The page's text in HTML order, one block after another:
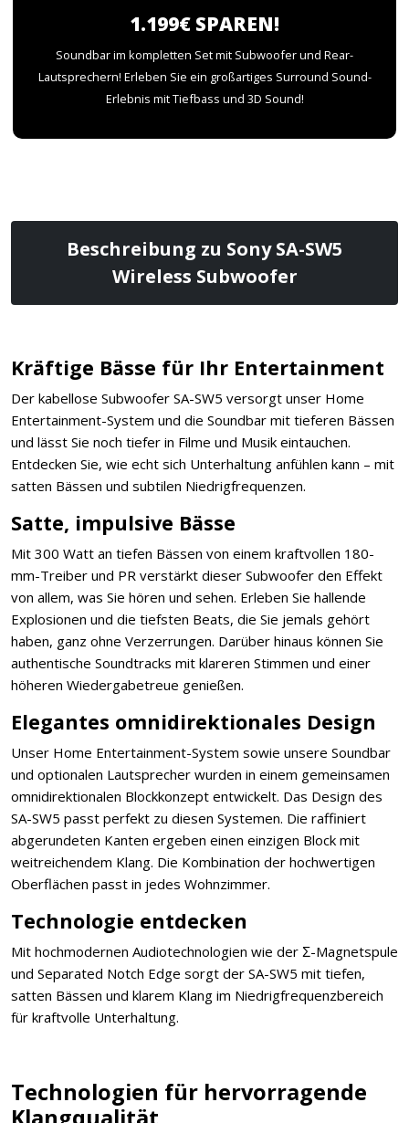
1.199€ SPAREN!
Soundbar im kompletten Set mit Subwoofer und Rear-
Lautsprechern! Erleben Sie ein großartiges Surround Sound-
Erlebnis mit Tiefbass und 3D Sound!
Beschreibung zu Sony SA-SW5
Wireless Subwoofer
Kräftige Bässe für Ihr Entertainment
Der kabellose Subwoofer SA-SW5 versorgt unser Home
Entertainment-System und die Soundbar mit tieferen Bässen
und lässt Sie noch tiefer in Filme und Musik eintauchen.
Entdecken Sie, wie echt sich Unterhaltung anfühlen kann – mit
satten Bässen und subtilen Niedrigfrequenzen.
Satte, impulsive Bässe
Mit 300 Watt an tiefen Bässen von einem kraftvollen 180-
mm-Treiber und PR verstärkt dieser Subwoofer den Effekt
von allem, was Sie hören und sehen. Erleben Sie hallende
Explosionen und die tiefsten Beats, die Sie jemals gehört
haben, ganz ohne Verzerrungen. Darüber hinaus können Sie
authentische Soundtracks mit klareren Stimmen und einer
höheren Wiedergabetreue genießen.
Elegantes omnidirektionales Design
Unser Home Entertainment-System sowie unsere Soundbar
und optionalen Lautsprecher wurden in einem gemeinsamen
omnidirektionalen Blockkonzept entwickelt. Das Design des
SA-SW5 passt perfekt zu diesen Systemen. Die raffiniert
abgerundeten Kanten ergeben einen einzigen Block mit
weitreichendem Klang. Die Kombination der hochwertigen
Oberflächen passt in jedes Wohnzimmer.
Technologie entdecken
Mit hochmodernen Audiotechnologien wie der Σ-Magnetspule
und Separated Notch Edge sorgt der SA-SW5 mit tiefen,
satten Bässen und klarem Klang im Niedrigfrequenzbereich
für kraftvolle Unterhaltung.
Technologien für hervorragende